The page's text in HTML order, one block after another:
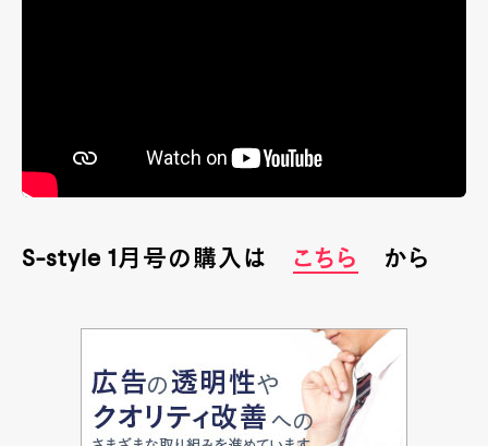
S-style 1月号の購入は こちら から